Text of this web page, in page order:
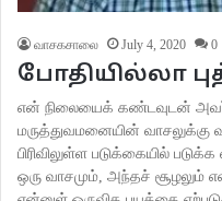
வாசகசாலை July 4, 2020 0
போதியில்லா
என் நிலையைக் கண்டவுடன்
மருத்துவமனையின் வாசலுக்கு
பிரிவிலுள்ள படுக்கையில்
ஒரு வாசமும், அந்தச் சூழலும்